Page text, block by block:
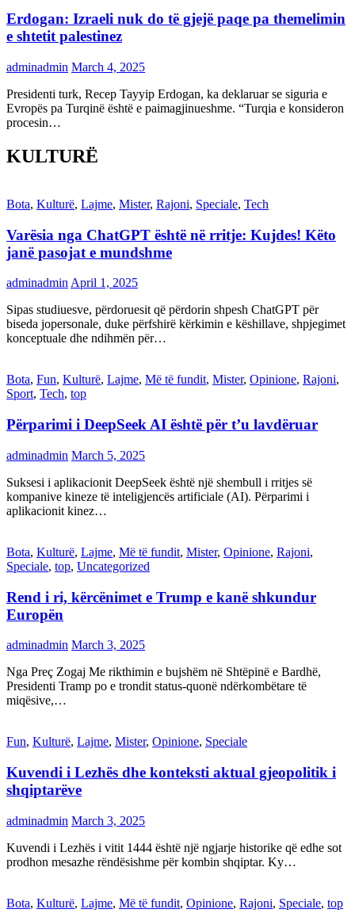
Erdogan: Izraeli nuk do të gjejë paqe pa themelimin
e shtetit palestinez
adminadmin March 4, 2025
Presidenti turk, Recep Tayyip Erdogan, ka deklaruar se siguria e
Evropës pa Turqinë është e paimagjinueshme. “Turqia e konsideron
procesin…
KULTURË
Bota, Kulturë, Lajme, Mister, Rajoni, Speciale, Tech
Varësia nga ChatGPT është në rritje: Kujdes! Këto
janë pasojat e mundshme
adminadmin April 1, 2025
Sipas studiuesve, përdoruesit që përdorin shpesh ChatGPT për
biseda jopersonale, duke përfshirë kërkimin e këshillave, shpjegimet
konceptuale dhe ndihmën për…
Bota, Fun, Kulturë, Lajme, Më të fundit, Mister, Opinione, Rajoni,
Sport, Tech, top
Përparimi i DeepSeek AI është për t’u lavdëruar
adminadmin March 5, 2025
Suksesi i aplikacionit DeepSeek është një shembull i rritjes së
kompanive kineze të inteligjencës artificiale (AI). Përparimi i
aplikacionit kinez…
Bota, Kulturë, Lajme, Më të fundit, Mister, Opinione, Rajoni,
Speciale, top, Uncategorized
Rend i ri, kërcënimet e Trump e kanë shkundur
Europën
adminadmin March 3, 2025
Nga Preç Zogaj Me rikthimin e bujshëm në Shtëpinë e Bardhë,
Presidenti Tramp po e trondit status-quonë ndërkombëtare të
miqësive,…
Fun, Kulturë, Lajme, Mister, Opinione, Speciale
Kuvendi i Lezhës dhe konteksti aktual gjeopolitik i
shqiptarëve
adminadmin March 3, 2025
Kuvendi i Lezhës i vitit 1444 është një ngjarje historike që edhe sot
prodhon mesazhe rëndësishme për kombin shqiptar. Ky…
Bota, Kulturë, Lajme, Më të fundit, Opinione, Rajoni, Speciale, top